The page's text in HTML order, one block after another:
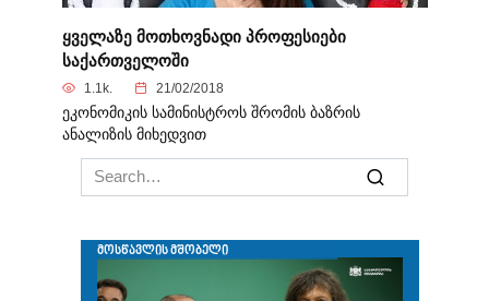
ყველაზე მოთხოვნადი პროფესიები
საქართველოში
1.1k. 21/02/2018
ეკონომიკის სამინისტროს შრომის ბაზრის
ანალიზის მიხედვით
Search
for: